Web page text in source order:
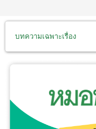
บทความเฉพาะเรื่อง